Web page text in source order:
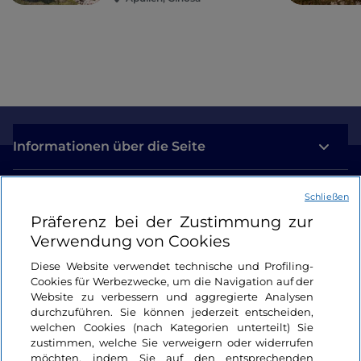
Informationen über die Seite
Login
Bleiben wir in Kontakt
Präferenz bei der Zustimmung zur
Verwendung von Cookies
Diese Website verwendet technische und Profiling-
Cookies für Werbezwecke, um die Navigation auf der
Website zu verbessern und aggregierte Analysen
durchzuführen. Sie können jederzeit entscheiden,
welchen Cookies (nach Kategorien unterteilt) Sie
zustimmen, welche Sie verweigern oder widerrufen
möchten, indem Sie auf den entsprechenden
Schließen